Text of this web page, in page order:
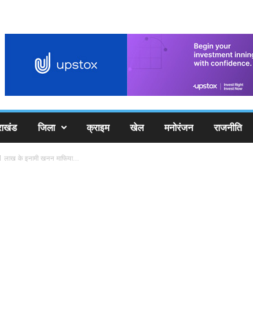
जिला क्राइम खेल मनोरंजन राजनीति
के इनामी खनन माफिया...